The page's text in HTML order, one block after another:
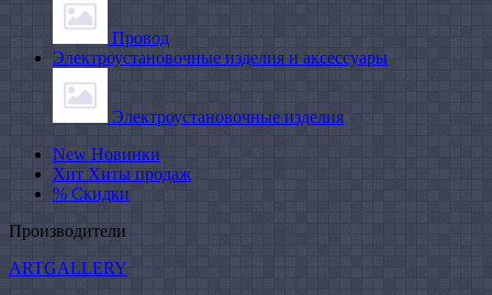
Провод
Электроустановочные изделия и аксессуары
Электроустановочные изделия
New Новинки
Хит Хиты продаж
% Скидки
Производители
ARTGALLERY